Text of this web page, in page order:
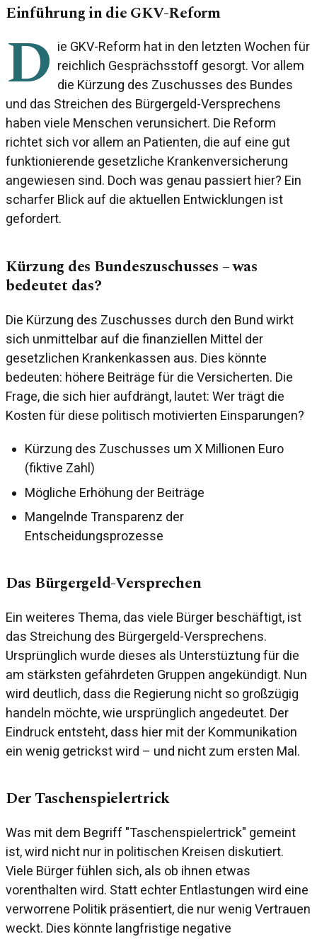
Einführung in die GKV-Reform
D ie GKV-Reform hat in den letzten Wochen für
reichlich Gesprächsstoff gesorgt. Vor allem
die Kürzung des Zuschusses des Bundes
und das Streichen des Bürgergeld-Versprechens
haben viele Menschen verunsichert. Die Reform
richtet sich vor allem an Patienten, die auf eine gut
funktionierende gesetzliche Krankenversicherung
angewiesen sind. Doch was genau passiert hier? Ein
scharfer Blick auf die aktuellen Entwicklungen ist
gefordert.
Kürzung des Bundeszuschusses – was
bedeutet das?
Die Kürzung des Zuschusses durch den Bund wirkt
sich unmittelbar auf die finanziellen Mittel der
gesetzlichen Krankenkassen aus. Dies könnte
bedeuten: höhere Beiträge für die Versicherten. Die
Frage, die sich hier aufdrängt, lautet: Wer trägt die
Kosten für diese politisch motivierten Einsparungen?
Kürzung des Zuschusses um X Millionen Euro
(fiktive Zahl)
Mögliche Erhöhung der Beiträge
Mangelnde Transparenz der
Entscheidungsprozesse
Das Bürgergeld-Versprechen
Ein weiteres Thema, das viele Bürger beschäftigt, ist
das Streichung des Bürgergeld-Versprechens.
Ursprünglich wurde dieses als Unterstüztung für die
am stärksten gefährdeten Gruppen angekündigt. Nun
wird deutlich, dass die Regierung nicht so großzügig
handeln möchte, wie ursprünglich angedeutet. Der
Eindruck entsteht, dass hier mit der Kommunikation
ein wenig getrickst wird – und nicht zum ersten Mal.
Der Taschenspielertrick
Was mit dem Begriff "Taschenspielertrick" gemeint
ist, wird nicht nur in politischen Kreisen diskutiert.
Viele Bürger fühlen sich, als ob ihnen etwas
vorenthalten wird. Statt echter Entlastungen wird eine
verworrene Politik präsentiert, die nur wenig Vertrauen
weckt. Dies könnte langfristige negative